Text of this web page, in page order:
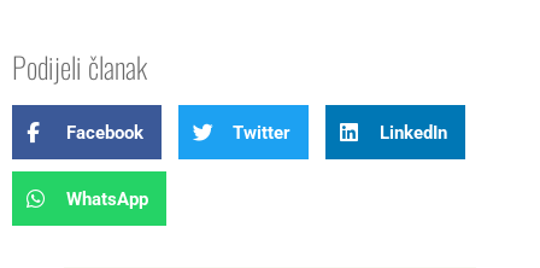
Podijeli članak
Facebook Twitter LinkedIn
WhatsApp